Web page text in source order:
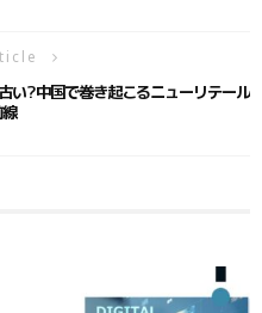
い?中国で巻き起こるニューリテール